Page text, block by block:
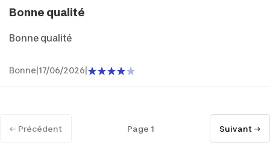
Bonne qualité
Bonne qualité
Bonne 17/06/2026
← Précédent Page 1 Suivant →